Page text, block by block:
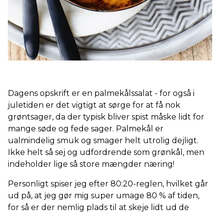
Dagens opskrift er en palmekålssalat - for også i
juletiden er det vigtigt at sørge for at få nok
grøntsager, da der typisk bliver spist måske lidt for
mange søde og fede sager. Palmekål er
ualmindelig smuk og smager helt utrolig dejligt.
Ikke helt så sej og udfordrende som grønkål, men
indeholder lige så store mængder næring!
Personligt spiser jeg efter 80:20-reglen, hvilket går
ud på, at jeg gør mig super umage 80 % af tiden,
for så er der nemlig plads til at skeje lidt ud de